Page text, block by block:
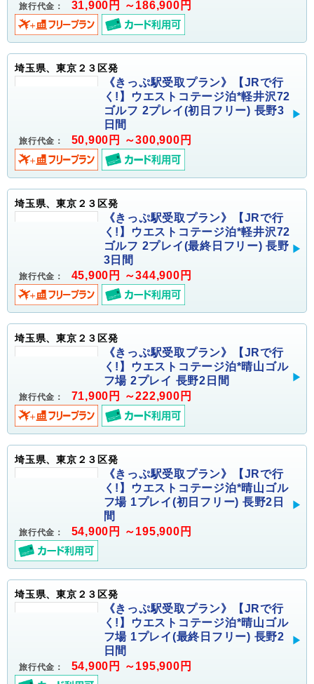
旅行代金： 31,900円 ～186,900円
埼玉県、東京２３区発
《きっぷ駅受取プラン》【JRで行
く!】ウエストコテージ泊*軽井沢72
ゴルフ 2プレイ(初日フリー) 長野3
日間
旅行代金： 50,900円 ～300,900円
埼玉県、東京２３区発
《きっぷ駅受取プラン》【JRで行
く!】ウエストコテージ泊*軽井沢72
ゴルフ 2プレイ(最終日フリー) 長野
3日間
旅行代金： 45,900円 ～344,900円
埼玉県、東京２３区発
《きっぷ駅受取プラン》【JRで行
く!】ウエストコテージ泊*晴山ゴル
フ場 2プレイ 長野2日間
旅行代金： 71,900円 ～222,900円
埼玉県、東京２３区発
《きっぷ駅受取プラン》【JRで行
く!】ウエストコテージ泊*晴山ゴル
フ場 1プレイ(初日フリー) 長野2日
間
旅行代金： 54,900円 ～195,900円
埼玉県、東京２３区発
《きっぷ駅受取プラン》【JRで行
く!】ウエストコテージ泊*晴山ゴル
フ場 1プレイ(最終日フリー) 長野2
日間
旅行代金： 54,900円 ～195,900円